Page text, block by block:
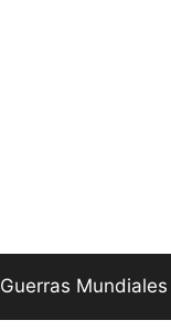
Guerras Mundiales